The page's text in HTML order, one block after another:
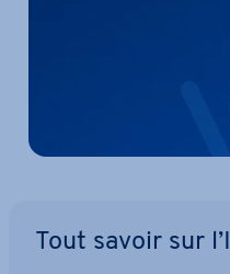
Tout savoir sur